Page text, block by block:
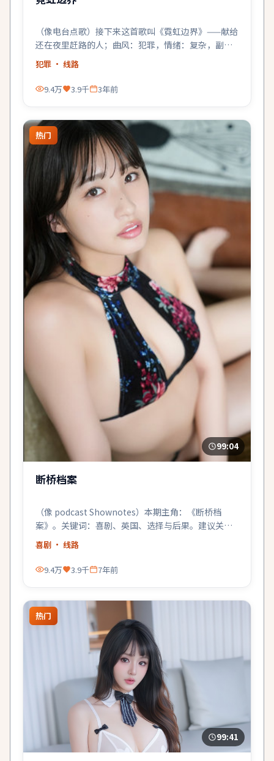
（像电台点歌）接下来这首歌叫《霓虹边界》——献给
还在夜里赶路的人；曲风：犯罪，情绪：复杂，副
歌：很亮。
犯罪 · 线路
9.4万 3.9千 3年前
热门
99:04
断桥档案
（像 podcast Shownotes）本期主角：《断桥档
案》。关键词：喜剧、英国、选择与后果。建议关灯
戴耳机。
喜剧 · 线路
9.4万 3.9千 7年前
热门
99:41